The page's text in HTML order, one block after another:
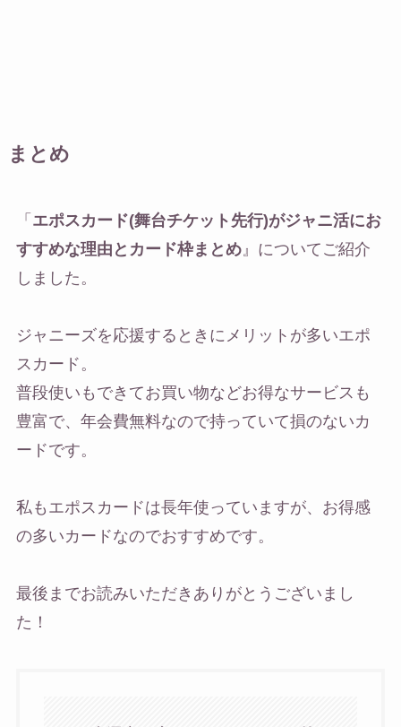
まとめ
「 エポスカード(舞台チケット先行)がジャニ活にお
すすめな理由とカード枠まとめ』についてご紹介
しました。
ジャニーズを応援するときにメリットが多いエポ
スカード。
普段使いもできてお買い物などお得なサービスも
豊富で、年会費無料なので持っていて損のないカ
ードです。
私もエポスカードは長年使っていますが、お得感
の多いカードなのでおすすめです。
最後までお読みいただきありがとうございまし
た！